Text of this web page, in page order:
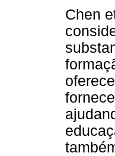
Chen